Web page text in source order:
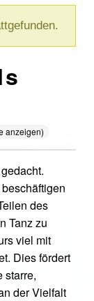
des
Tanz zu
viel mit
Dies fördert
starre,
der Vielfalt